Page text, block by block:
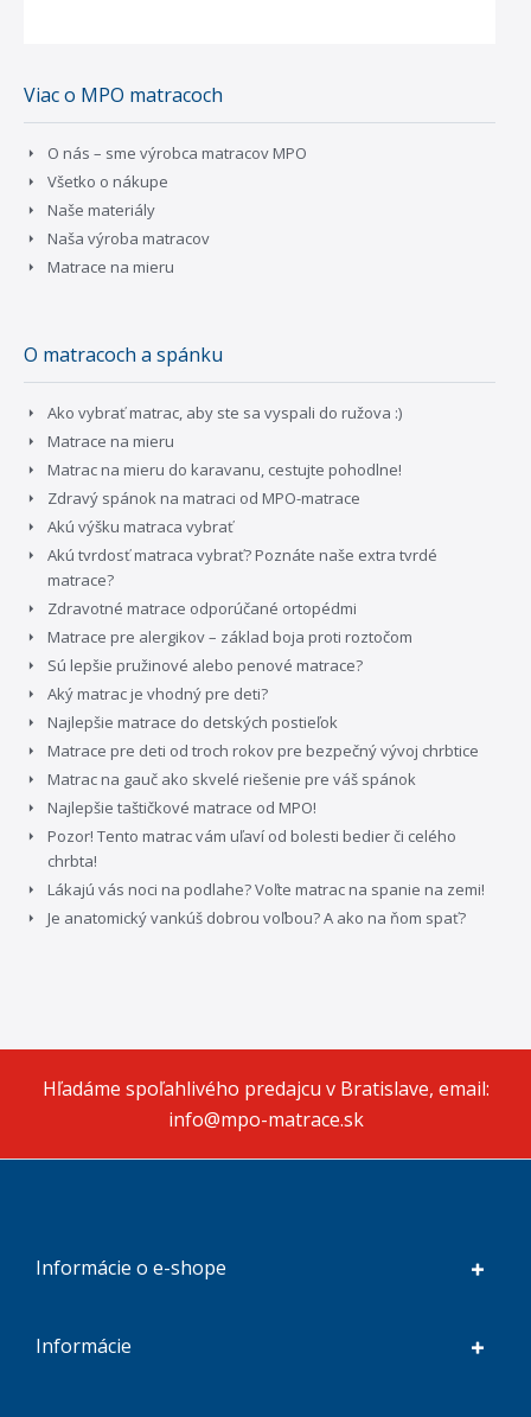
Viac o MPO matracoch
O nás – sme výrobca matracov MPO
Všetko o nákupe
Naše materiály
Naša výroba matracov
Matrace na mieru
O matracoch a spánku
Ako vybrať matrac, aby ste sa vyspali do ružova :)
Matrace na mieru
Matrac na mieru do karavanu, cestujte pohodlne!
Zdravý spánok na matraci od MPO-matrace
Akú výšku matraca vybrať
Akú tvrdosť matraca vybrať? Poznáte naše extra tvrdé
matrace?
Zdravotné matrace odporúčané ortopédmi
Matrace pre alergikov – základ boja proti roztočom
Sú lepšie pružinové alebo penové matrace?
Aký matrac je vhodný pre deti?
Najlepšie matrace do detských postieľok
Matrace pre deti od troch rokov pre bezpečný vývoj chrbtice
Matrac na gauč ako skvelé riešenie pre váš spánok
Najlepšie taštičkové matrace od MPO!
Pozor! Tento matrac vám uľaví od bolesti bedier či celého
chrbta!
Lákajú vás noci na podlahe? Voľte matrac na spanie na zemi!
Je anatomický vankúš dobrou voľbou? A ako na ňom spať?
Hľadáme spoľahlivého predajcu v Bratislave, email:
info@mpo-matrace.sk
Informácie o e-shope
Informácie